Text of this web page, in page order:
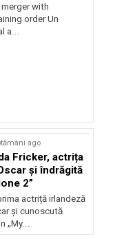
with
order Un
a...
ago
Fricker, actrița
și îndrăgită
2”
actriță irlandeză
și cunoscută
„My...